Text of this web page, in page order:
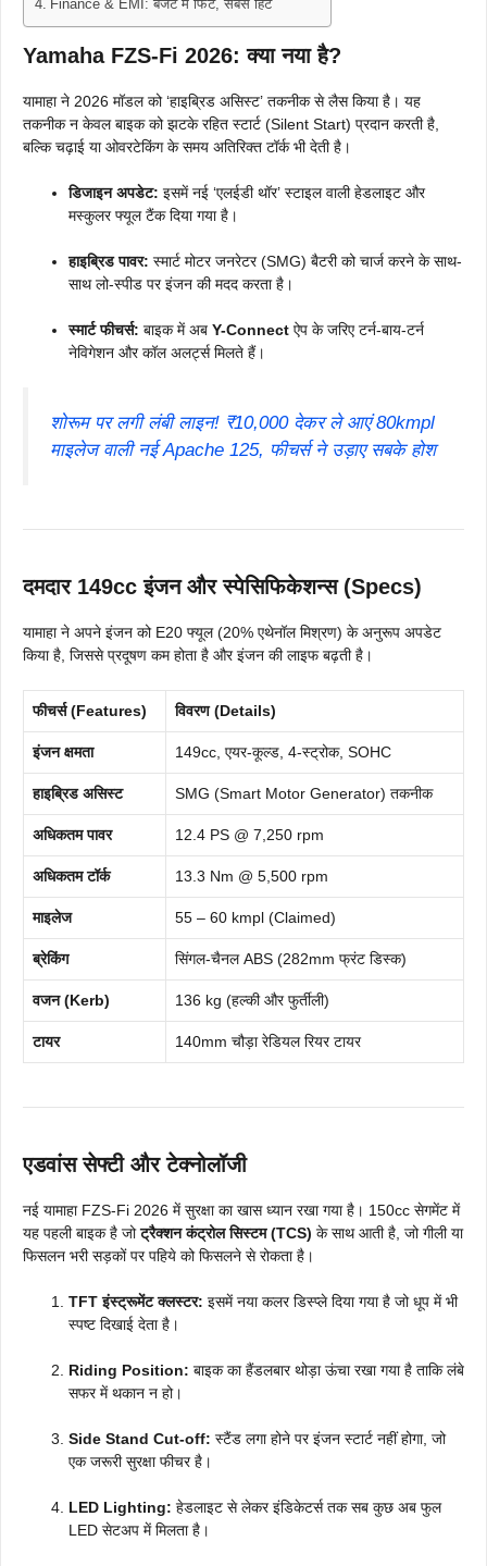
Finance & EMI: बजट में फिट, सबसे हिट
Yamaha FZS-Fi 2026: क्या नया है?
यामाहा ने 2026 मॉडल को ‘हाइब्रिड असिस्ट’ तकनीक से लैस किया है। यह
तकनीक न केवल बाइक को झटके रहित स्टार्ट (Silent Start) प्रदान करती है,
बल्कि चढ़ाई या ओवरटेकिंग के समय अतिरिक्त टॉर्क भी देती है।
डिजाइन अपडेट: इसमें नई ‘एलईडी थॉर’ स्टाइल वाली हेडलाइट और
मस्कुलर फ्यूल टैंक दिया गया है।
हाइब्रिड पावर: स्मार्ट मोटर जनरेटर (SMG) बैटरी को चार्ज करने के साथ-
साथ लो-स्पीड पर इंजन की मदद करता है।
स्मार्ट फीचर्स: बाइक में अब Y-Connect ऐप के जरिए टर्न-बाय-टर्न
नेविगेशन और कॉल अलर्ट्स मिलते हैं।
शोरूम पर लगी लंबी लाइन! ₹10,000 देकर ले आएं 80kmpl
माइलेज वाली नई Apache 125, फीचर्स ने उड़ाए सबके होश
दमदार 149cc इंजन और स्पेसिफिकेशन्स (Specs)
यामाहा ने अपने इंजन को E20 फ्यूल (20% एथेनॉल मिश्रण) के अनुरूप अपडेट
किया है, जिससे प्रदूषण कम होता है और इंजन की लाइफ बढ़ती है।
फीचर्स (Features) विवरण (Details)
इंजन क्षमता 149cc, एयर-कूल्ड, 4-स्ट्रोक, SOHC
हाइब्रिड असिस्ट SMG (Smart Motor Generator) तकनीक
अधिकतम पावर 12.4 PS @ 7,250 rpm
अधिकतम टॉर्क 13.3 Nm @ 5,500 rpm
माइलेज 55 – 60 kmpl (Claimed)
ब्रेकिंग सिंगल-चैनल ABS (282mm फ्रंट डिस्क)
वजन (Kerb) 136 kg (हल्की और फुर्तीली)
टायर 140mm चौड़ा रेडियल रियर टायर
एडवांस सेफ्टी और टेक्नोलॉजी
नई यामाहा FZS-Fi 2026 में सुरक्षा का खास ध्यान रखा गया है। 150cc सेगमेंट में
यह पहली बाइक है जोट्रैक्शन कंट्रोल सिस्टम (TCS) के साथ आती है, जो गीली या
फिसलन भरी सड़कों पर पहिये को फिसलने से रोकता है।
TFT इंस्ट्रूमेंट क्लस्टर: इसमें नया कलर डिस्प्ले दिया गया है जो धूप में भी
स्पष्ट दिखाई देता है।
Riding Position: बाइक का हैंडलबार थोड़ा ऊंचा रखा गया है ताकि लंबे
सफर में थकान न हो।
Side Stand Cut-off: स्टैंड लगा होने पर इंजन स्टार्ट नहीं होगा, जो
एक जरूरी सुरक्षा फीचर है।
LED Lighting: हेडलाइट से लेकर इंडिकेटर्स तक सब कुछ अब फुल
LED सेटअप में मिलता है।